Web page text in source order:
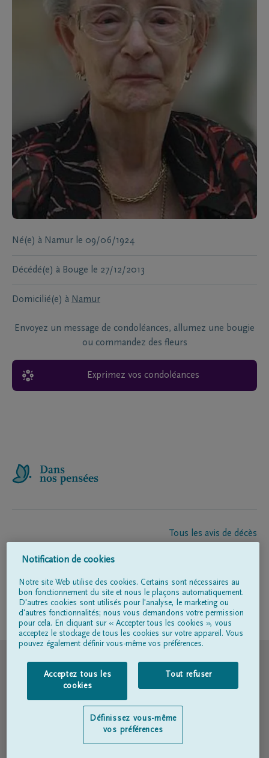
Né(e) à Namur le 09/06/1924
Décédé(e) à Bouge le 27/12/2013
Domicilié(e) à Namur
Envoyez un message de condoléances, allumez une bougie
ou commandez des fleurs
Exprimez vos condoléances
Tous les avis de décès
Entrepreneur de pompes funèbres
Suivez-nous sur
Conditions d'utilisation
Déclaration relative à la vie privée
Déclaration d’accessibilité
Notification de cookies
Notre site Web utilise des cookies. Certains sont nécessaires au
bon fonctionnement du site et nous le plaçons automatiquement.
D'autres cookies sont utilisés pour l'analyse, le marketing ou
d'autres fonctionnalités; nous vous demandons votre permission
pour cela. En cliquant sur « Accepter tous les cookies », vous
acceptez le stockage de tous les cookies sur votre appareil. Vous
pouvez également définir vous-même vos préférences.
Acceptez tous les
cookies
Tout refuser
Définissez vous-même
vos préférences